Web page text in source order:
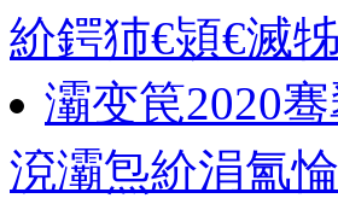
紒鍔犻€熲€滅
灞变笢2020
渷灞炰紒涓氳